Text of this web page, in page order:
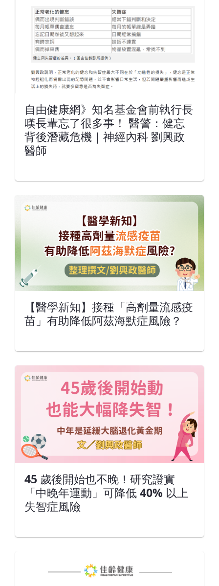
自由健康網》知名基金會前執行長
嘆長輩忘了很多事！ 醫警：健忘
背後潛藏危機｜神經內科 劉興政
醫師
【醫學新知】接種「高劑量流感疫
苗」有助降低阿茲海默症風險？
45 歲後開始也不晚！研究證實
「中晚年運動」可降低 40% 以上
失智症風險